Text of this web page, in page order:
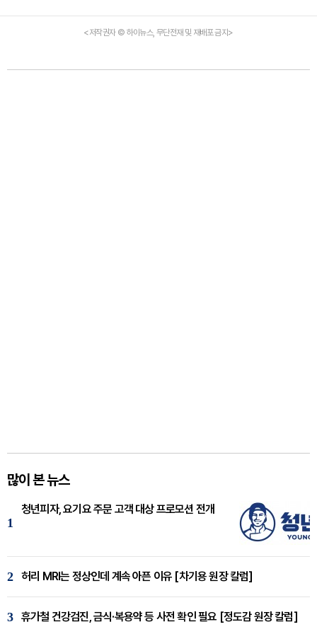
<저작권자 © 하이뉴스, 무단전재 및 재배포 금지>
많이 본 뉴스
1
청년피자, 요기요 주문 고객 대상 프로모션 전개
2 허리 MRI는 정상인데 계속 아픈 이유 [차기용 원장 칼럼]
3 휴가철 건강검진, 금식·복용약 등 사전 확인 필요 [정도감 원장 칼럼]